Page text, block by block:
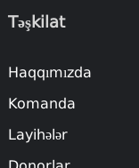
Təşkilat
Haqqımızda
Komanda
Layihələr